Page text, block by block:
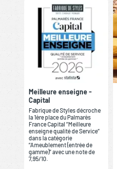
Meilleure enseigne -
Capital
Fabrique de Styles décroche
la 1ère place du Palmarès
France Capital “Meilleure
enseigne qualité de Service”
dans la catégorie
“Ameublement (entrée de
gamme)” avec une note de
7,95/10.